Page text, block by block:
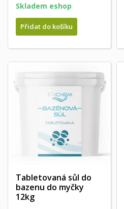
Skladem eshop
Přidat do košíku
Tabletovaná sůl do
bazenu do myčky
12kg